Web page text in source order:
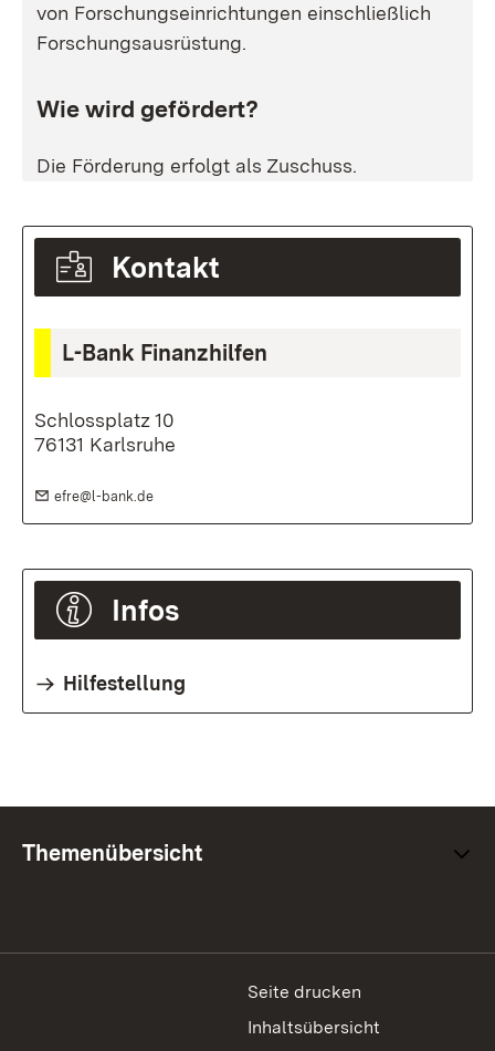
von Forschungseinrichtungen einschließlich
Forschungsausrüstung.
Wie wird gefördert?
Die Förderung erfolgt als Zuschuss.
Kontakt
L-Bank Finanzhilfen
Schlossplatz 10
76131 Karlsruhe
E-Mail:
efre@l-bank.de
Infos
Hilfestellung
Themenübersicht
Seite drucken
Inhaltsübersicht